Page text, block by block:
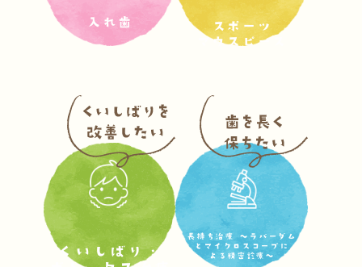
入れ歯
スポーツ
マウスピース
くいしばり・
長持ち治療 〜ラバーダム
とマイクロスコープに
よる精密診療〜